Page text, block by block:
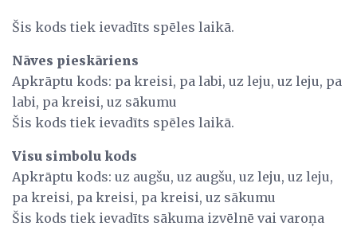
Šis kods tiek ievadīts spēles laikā.
Nāves pieskāriens
Apkrāptu kods: pa kreisi, pa labi, uz leju, uz leju, pa
labi, pa kreisi, uz sākumu
Šis kods tiek ievadīts spēles laikā.
Visu simbolu kods
Apkrāptu kods: uz augšu, uz augšu, uz leju, uz leju,
pa kreisi, pa kreisi, pa kreisi, uz sākumu
Šis kods tiek ievadīts sākuma izvēlnē vai varoņa